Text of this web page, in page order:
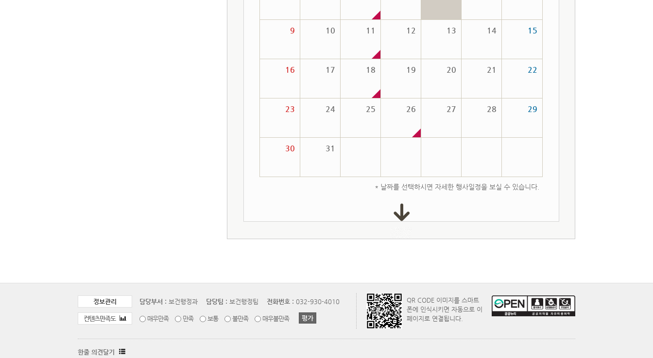
9 10 11 12 13 14 15
16 17 18 19 20 21 22
23 24 25 26 27 28 29
30 31
* 날짜를 선택하시면 자세한 행사일정을 보실 수 있습니다.
정보관리 담당부서 : 보건행정과 담당팀 : 보건행정팀 전화번호 : 032-930-4010
컨텐츠만족도 매우만족 만족 보통 불만족 매우불만족
QR CODE 이미지를 스마트
폰에 인식시키면 자동으로 이
페이지로 연결됩니다.
한줄 의견달기